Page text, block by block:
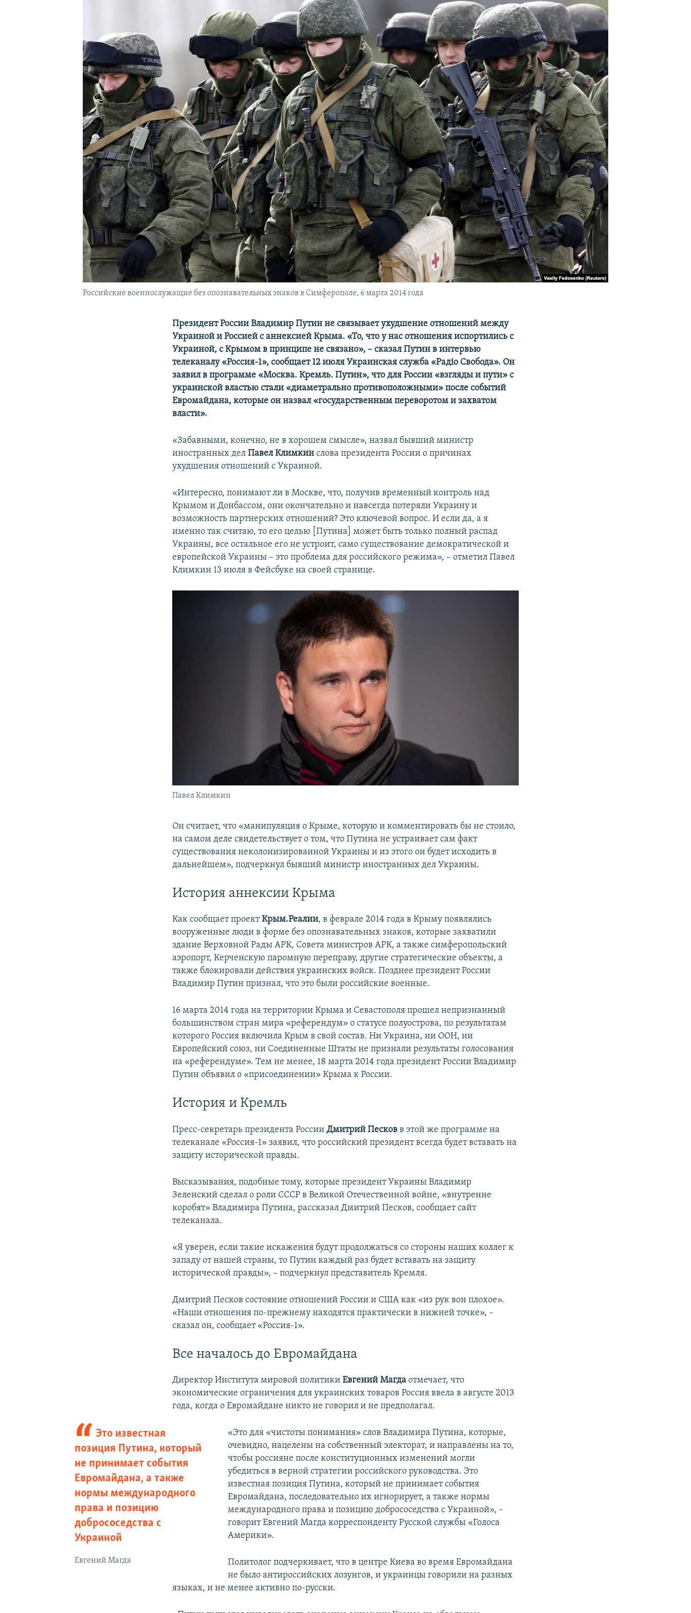
УКРАИНСКАЯ ПРОБЛЕМА КРЫМА
Российские военнослужащие без опознавательных знаков в Симферополе, 6 марта 2014 года
Президент России Владимир Путин не связывает ухудшение отношений между
Украиной и Россией с аннексией Крыма. «То, что у нас отношения испортились с
Украиной, с Крымом в принципе не связано», – сказал Путин в интервью
телеканалу «Россия-1», сообщает 12 июля Украинская служба «Радіо Свобода». Он
заявил в программе «Москва. Кремль. Путин», что для России «взгляды и пути» с
украинской властью стали «диаметрально противоположными» после событий
Евромайдана, которые он назвал «государственным переворотом и захватом
власти».
«Забавными, конечно, не в хорошем смысле», назвал бывший министр
иностранных дел Павел Климкин слова президента России о причинах
ухудшения отношений с Украиной.
«Интересно, понимают ли в Москве, что, получив временный контроль над
Крымом и Донбассом, они окончательно и навсегда потеряли Украину и
возможность партнерских отношений? Это ключевой вопрос. И если да, а я
именно так считаю, то его целью [Путина] может быть только полный распад
Украины, все остальное его не устроит, само существование демократической и
европейской Украины – это проблема для российского режима», – отметил Павел
Климкин 13 июля в Фейсбуке на своей странице.
Павел Климкин
Он считает, что «манипуляция о Крыме, которую и комментировать бы не стоило,
на самом деле свидетельствует о том, что Путина не устраивает сам факт
существования неколонизированной Украины и из этого он будет исходить в
дальнейшем», подчеркнул бывший министр иностранных дел Украины.
История аннексии Крыма
Как сообщает проектКрым.Реалии, в феврале 2014 года в Крыму появлялись
вооруженные люди в форме без опознавательных знаков, которые захватили
здание Верховной Рады АРК, Совета министров АРК, а также симферопольский
аэропорт, Керченскую паромную переправу, другие стратегические объекты, а
также блокировали действия украинских войск. Позднее президент России
Владимир Путин признал, что это были российские военные.
16 марта 2014 года на территории Крыма и Севастополя прошел непризнанный
большинством стран мира «референдум» о статусе полуострова, по результатам
которого Россия включила Крым в свой состав. Ни Украина, ни ООН, ни
Европейский союз, ни Соединенные Штаты не признали результаты голосования
на «референдуме». Тем не менее, 18 марта 2014 года президент России Владимир
Путин объявил о «присоединении» Крыма к России.
История и Кремль
Пресс-секретарь президента РоссииДмитрий Песков в этой же программе на
телеканале «Россия-1» заявил, что российский президент всегда будет вставать на
защиту исторической правды.
Высказывания, подобные тому, которые президент Украины Владимир
Зеленский сделал о роли СССР в Великой Отечественной войне, «внутренне
коробят» Владимира Путина, рассказал Дмитрий Песков, сообщает сайт
телеканала.
«Я уверен, если такие искажения будут продолжаться со стороны наших коллег к
западу от нашей страны, то Путин каждый раз будет вставать на защиту
исторической правды», – подчеркнул представитель Кремля.
Дмитрий Песков состояние отношений России и США как «из рук вон плохое».
«Наши отношения по-прежнему находятся практически в нижней точке», –
сказал он, сообщает «Россия-1».
Все началось до Евромайдана
Директор Института мировой политикиЕвгений Магдаотмечает, что
экономические ограничения для украинских товаров Россия ввела в августе 2013
года, когда о Евромайдане никто не говорил и не предполагал.
Это известная
позиция Путина, который
не принимает события
Евромайдана, а также
нормы международного
права и позицию
добрососедства с
Украиной
Евгений Магда
«Это для «чистоты понимания» слов Владимира Путина, которые,
очевидно, нацелены на собственный электорат, и направлены на то,
чтобы россияне после конституционных изменений могли
убедиться в верной стратегии российского руководства. Это
известная позиция Путина, который не принимает события
Евромайдана, последовательно их игнорирует, а также нормы
международного права и позицию добрососедства с Украиной», –
говорит Евгений Магда корреспонденту Русской службы «Голоса
Америки».
Политолог подчеркивает, что в центре Киева во время Евромайдана
не было антироссийских лозунгов, и украинцы говорили на разных
языках, и не менее активно по-русски.